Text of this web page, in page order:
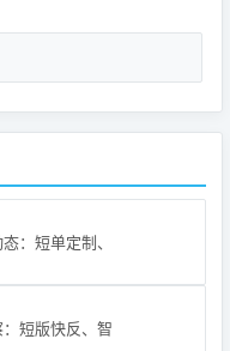
：短单定制、
短版快反、智